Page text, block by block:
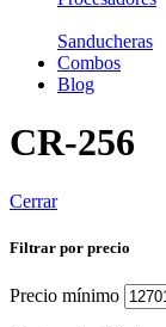
Sanducheras
Combos
Blog
CR-256
Cerrar
Filtrar por precio
Precio mínimo